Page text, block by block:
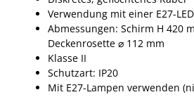
Verwendung mit einer E27-
Abmessungen: Schirm H 420
Deckenrosette ⌀ 112 mm
Klasse II
Schutzart: IP20
Mit E27-Lampen verwenden